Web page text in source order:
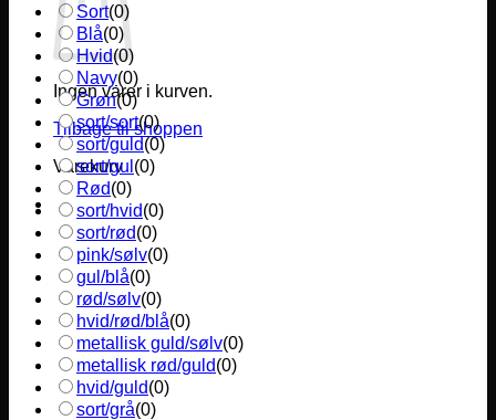
Ingen varer i kurven.
Tilbage til shoppen
Varekurv
Sort(0)
Blå(0)
Hvid(0)
Navy(0)
Grøn(0)
sort/sort(0)
sort/guld(0)
sort/gul (0)
Rød(0)
sort/hvid(0)
sort/rød(0)
pink/sølv(0)
gul/blå(0)
rød/sølv(0)
hvid/rød/blå(0)
metallisk guld/sølv(0)
metallisk rød/guld(0)
hvid/guld(0)
sort/grå(0)